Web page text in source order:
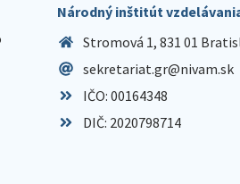
Národný inštitút
Stromová 1, 831 01
sekretariat.gr@nivam.sk
IČO: 00164348
DIČ: 2020798714